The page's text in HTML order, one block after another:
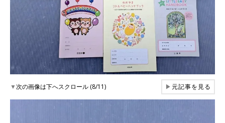
▼次の画像は下へスクロール (8/11) ▶元記事を見る